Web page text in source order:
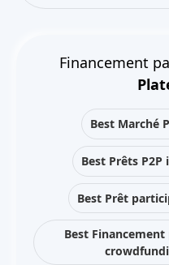
Financement
Best Marché
Best Prêts
Best Prêt
Best